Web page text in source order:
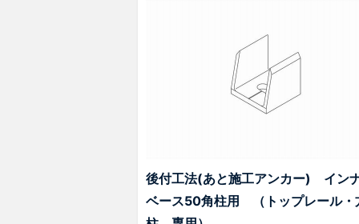
後付工法(あと施工アンカー) イン
ベース50角柱用 （トップレール・